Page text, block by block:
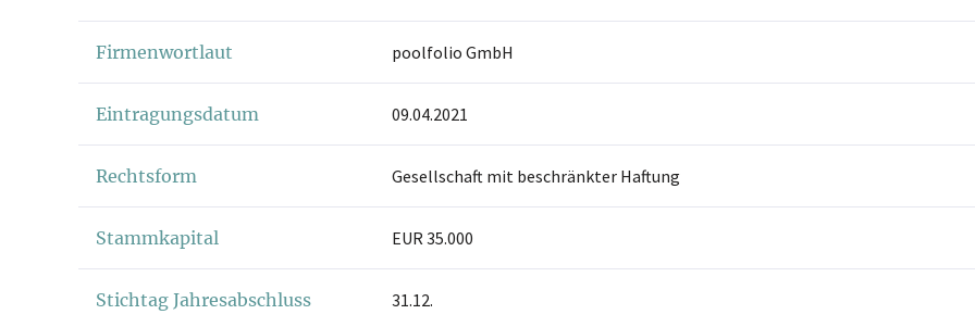
Firmenwortlaut poolfolio GmbH
Eintragungsdatum 09.04.2021
Rechtsform Gesellschaft mit beschränkter Haftung
Stammkapital EUR 35.000
Stichtag Jahresabschluss 31.12.